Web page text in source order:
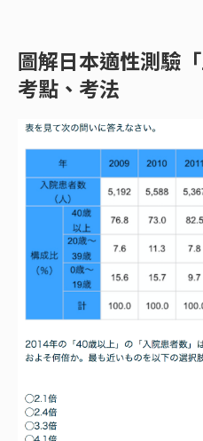
圖解日本適性測驗
考點、考法